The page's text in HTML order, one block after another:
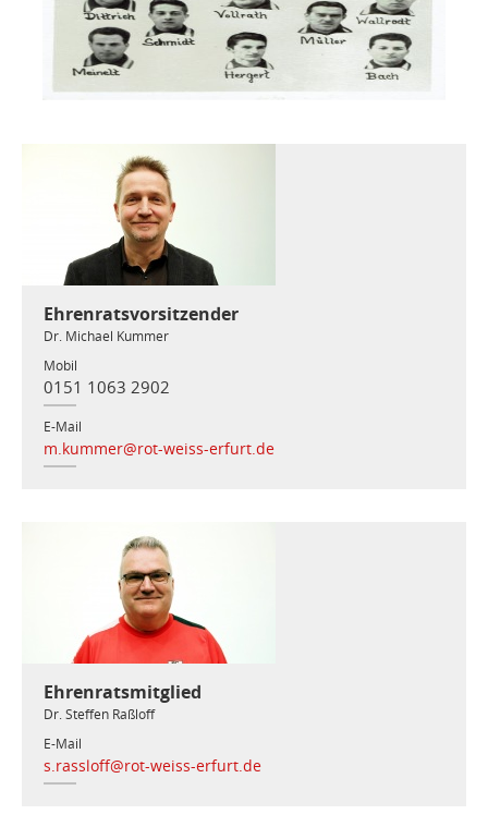
Ehrenratsvorsitzender
Dr. Michael Kummer
Mobil
0151 1063 2902
E-Mail
m.kummer@rot-weiss-erfurt.de
Ehrenratsmitglied
Dr. Steffen Raßloff
E-Mail
s.rassloff@rot-weiss-erfurt.de